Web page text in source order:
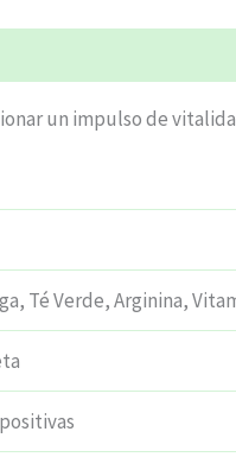
un impulso de
Té Verde, Arginina,